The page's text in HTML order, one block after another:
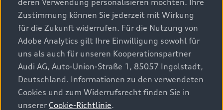
Plug-in-Hybride
Sofort verfügbare Neuwagen
Gebrauchtwagen
Audi Gebrauchtwagen :plus
Geschäftskunden
Audi exclusive
Audi Original Zubehör
Audi Services
Audi digital services
myAudi
Garantie & Unterstützung
Kundenbereich
Kontakt
Audi Partner finden
Probefahrt anfragen
Audi Welt
Audi quattro Cup
deren Verwendung personalisieren möchten. Ihre
Zustimmung können Sie jederzeit mit Wirkung
für die Zukunft widerrufen. Für die Nutzung von
Adobe Analytics gilt Ihre Einwilligung sowohl für
uns als auch für unseren Kooperationspartner
Audi AG, Auto-Union-Straße 1, 85057 Ingolstadt,
Deutschland. Informationen zu den verwendeten
Cookies und zum Widerrufsrecht finden Sie in
unserer Cookie-Richtlinie.